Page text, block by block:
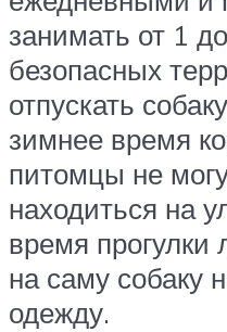
занимать от 1
безопасных
отпускать
зимнее время
питомцы не
находиться на
время прогулки
на саму собаку
одежду.